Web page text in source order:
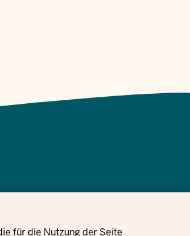
für die Nutzung der Seite
Veri koruma